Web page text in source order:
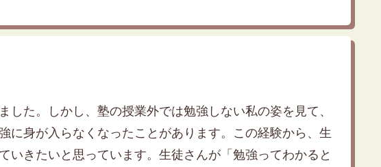
た。しかし、塾の授業外では勉強しない私の姿を見て、
に身が入らなくなったことがあります。この経験から、生
きたいと思っています。生徒さんが「勉強ってわかると